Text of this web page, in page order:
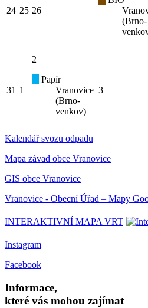
24 25 26
(Brno-
31 1
2
Papír
Vranovice
(Brno-
venkov)
3
Kalendář svozu odpadu
Mapa závad obce Vranovice
GIS obce Vranovice
Vranovice - Obecní Úřad – Mapy
INTERAKTIVNÍ MAPA VRT
Instagram
Facebook
Informace,
které vás mohou zajímat